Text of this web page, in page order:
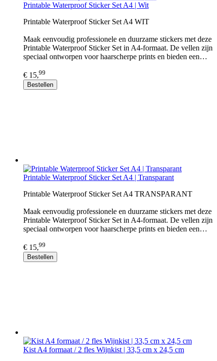
Printable Waterproof Sticker Set A4 | Wit
Printable Waterproof Sticker Set A4 WIT
Maak eenvoudig professionele en duurzame stickers met deze
Printable Waterproof Sticker Set in A4-formaat. De vellen zijn
speciaal ontworpen voor haarscherpe prints en bieden een…
€ 15,99
Bestellen
Printable Waterproof Sticker Set A4 | Transparant
Printable Waterproof Sticker Set A4 TRANSPARANT
Maak eenvoudig professionele en duurzame stickers met deze
Printable Waterproof Sticker Set in A4-formaat. De vellen zijn
speciaal ontworpen voor haarscherpe prints en bieden een…
€ 15,99
Bestellen
Kist A4 formaat / 2 fles Wijnkist | 33,5 cm x 24,5 cm